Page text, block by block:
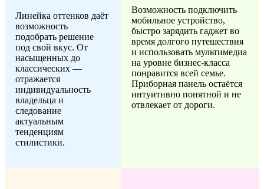
Линейка оттенков даёт
возможность
подобрать решение
под свой вкус. От
насыщенных до
классических —
отражается
индивидуальность
владельца и
следование
актуальным
тенденциям
стилистики.
Возможность подключить
мобильное устройство,
быстро зарядить гаджет во
время долгого путешествия
и использовать мультимедиа
на уровне бизнес-класса
понравится всей семье.
Приборная панель остаётся
интуитивно понятной и не
отвлекает от дороги.